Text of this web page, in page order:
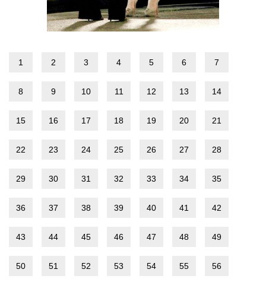
1 2 3 4 5 6 7
8 9 10 11 12 13 14
15 16 17 18 19 20 21
22 23 24 25 26 27 28
29 30 31 32 33 34 35
36 37 38 39 40 41 42
43 44 45 46 47 48 49
50 51 52 53 54 55 56